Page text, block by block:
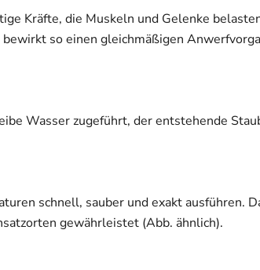
Kräfte, die Muskeln und Gelenke
so einen gleichmäßigen
Wasser zugeführt, der entstehende
schnell, sauber und exakt ausführen.
gewährleistet (Abb. ähnlich).